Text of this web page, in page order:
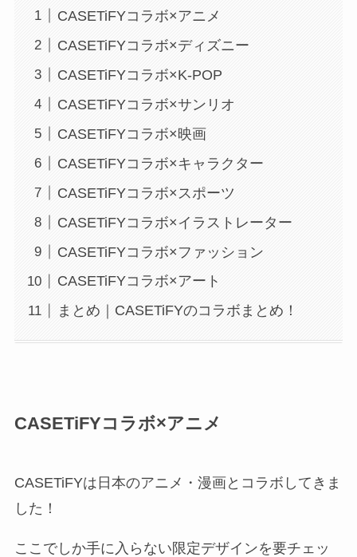
CASETiFYコラボ×アニメ
CASETiFYコラボ×ディズニー
CASETiFYコラボ×K-POP
CASETiFYコラボ×サンリオ
CASETiFYコラボ×映画
CASETiFYコラボ×キャラクター
CASETiFYコラボ×スポーツ
CASETiFYコラボ×イラストレーター
CASETiFYコラボ×ファッション
CASETiFYコラボ×アート
まとめ｜CASETiFYのコラボまとめ！
CASETiFYコラボ×アニメ
CASETiFYは日本のアニメ・漫画とコラボしてきま
した！
ここでしか手に入らない限定デザインを要チェッ